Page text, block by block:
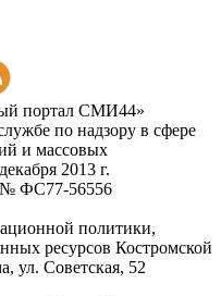
портал СМИ44»
по надзору в сфере
и массовых
2013 г.
№ ФC77-56556
политики,
ресурсов Костромской
ул. Советская, 52